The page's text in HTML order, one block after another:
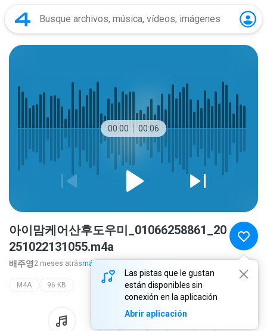
00:00 00:06
Las pistas que le gustan
están disponibles sin
conexión en la aplicación
Abrir aplicación
아이맘케어산후도우미_01066258861_20
251022131055.m4a
배주영2 meses atrásmás...
M4A 96 KB